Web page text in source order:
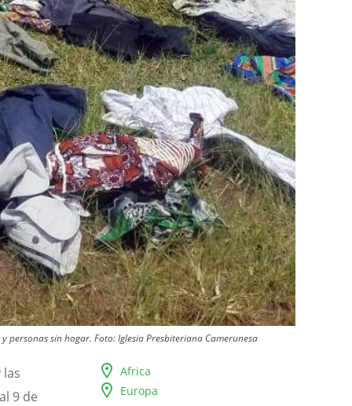
personas sin hogar. Foto: Iglesia Presbiteriana Camerunesa
Africa
Europa
9 de